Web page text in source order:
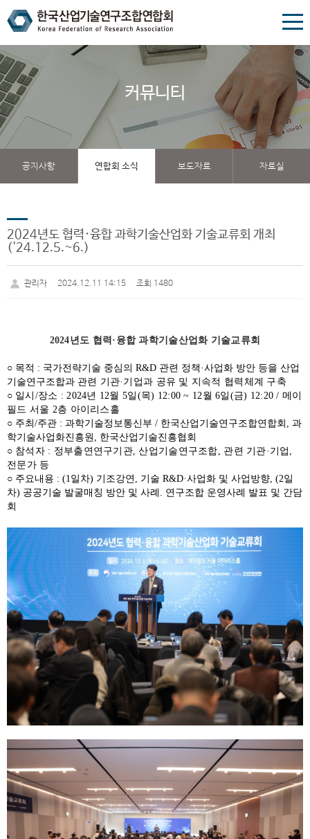
커뮤니티
공지사항 연합회 소식 보도자료 자료실
2024년도 협력·융합 과학기술산업화 기술교류회 개최
('24.12.5.~6.)
관리자 2024.12.11 14:15 조회 1480
2024년도 협력·융합 과학기술산업화 기술교류회
○ 목적 : 국가전략기술 중심의 R&D 관련 정책 ·사업화 방안 등을 산업
기술연구조합과 관련 기관· 기업과 공유 및 지속적 협력체계 구축
○ 일시/장소 : 2024년 12월 5일(목) 12:00 ~ 12월 6일(금) 12:20 / 메이
필드 서울 2층 아이리스홀
○ 주최/주관 : 과학기술정보통신부 / 한국산업기술연구조합연합회, 과
학기술사업화진흥원, 한국산업기술진흥협회
○ 참석 자 : 정부출연연구기관, 산업기술연구조합, 관련 기관· 기업,
전문가 등
○ 주요내용 : (1일차) 기조강연, 기술 R&D·사업화 및 사업방향, (2일
차) 공공기술 발굴매칭 방안 및 사례. 연구조합 운영사례 발표 및 간담
회